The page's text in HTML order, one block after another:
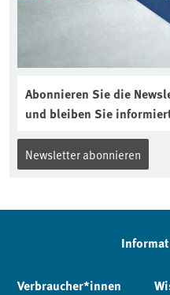
Abonnieren Sie die
und bleiben Sie
Newsletter abonnieren
Verbraucher*innen